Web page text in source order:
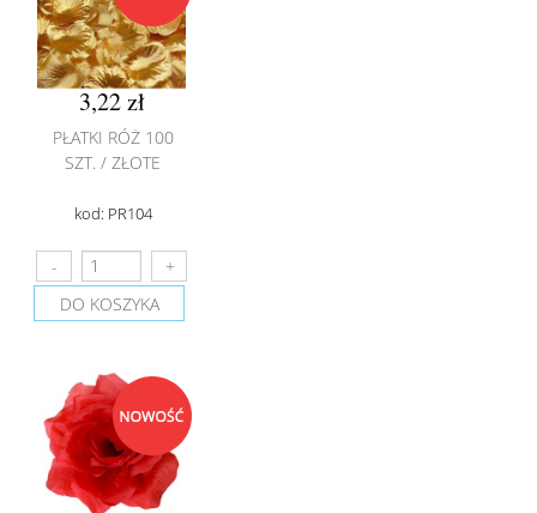
3,22 zł
PŁATKI RÓŻ 100
SZT. / ZŁOTE
kod: PR104
DO KOSZYKA